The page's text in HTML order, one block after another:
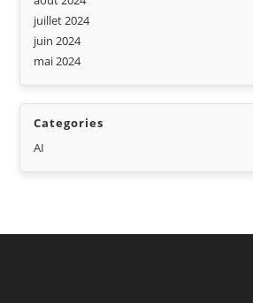
juillet 2024
juin 2024
mai 2024
Categories
AI